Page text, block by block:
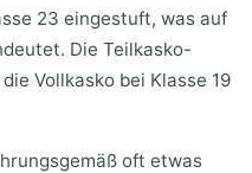
23 eingestuft, was auf
Die Teilkasko-
Vollkasko bei Klasse 19
oft etwas